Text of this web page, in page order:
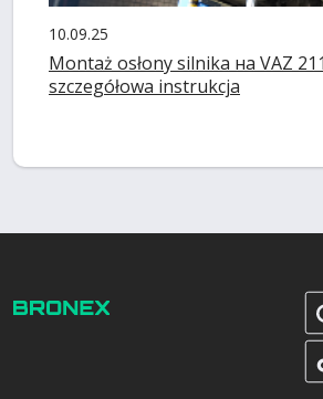
10.09.25
Montaż osłony silnika на VAZ
szczegółowa instrukcja